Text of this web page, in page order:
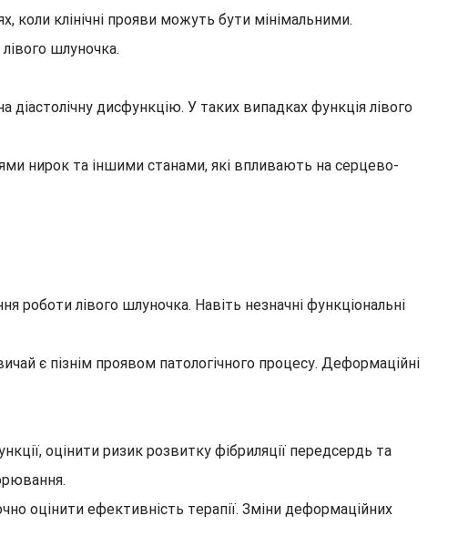
коли клінічні прояви можуть бути мінімальними.
шлуночка.
діастолічну дисфункцію. У таких випадках функція лівого
нирок та іншими станами, які впливають на серцево-
лівого шлуночка. Навіть незначні функціональні
є пізнім проявом патологічного процесу. Деформаційні
оцінити ризик розвитку фібриляції передсердь та
оцінити ефективність терапії. Зміни деформаційних